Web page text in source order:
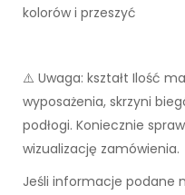
kolorów i przeszyć
⚠️ Uwaga: kształt Ilość
wyposażenia, skrzyni
podłogi. Koniecznie
wizualizację zamówienia.
Jeśli informacje podane